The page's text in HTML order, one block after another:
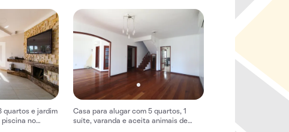
quartos e jardim
piscina no
Casa para alugar com 5 quartos, 1
suíte, varanda e aceita animais de